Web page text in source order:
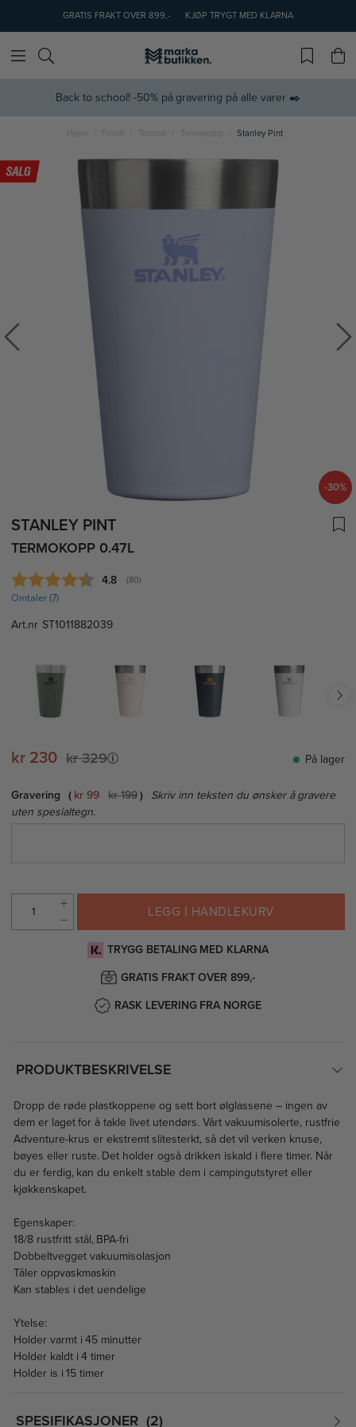
GRATIS FRAKT OVER 899,- KJØP TRYGT MED KLARNA
Back to school! -50% på gravering på alle varer ✒️
Hjem Friluft Termokopp Stanley Pint
-30%
STANLEY PINT
TERMOKOPP 0.47L
Gjennomsnittskarakter:
4.8 (stemmer:
80)
Omtaler (7)
Art.nr ST1011882039
kr 230 kr 329 På lager
Gravering kr 99 kr 199
Skriv inn teksten du ønsker å gravere
uten spesialtegn.
LEGG I HANDLEKURV
TRYGG BETALING MED KLARNA
GRATIS FRAKT OVER 899,-
RASK LEVERING FRA NORGE
PRODUKTBESKRIVELSE
Dropp de røde plastkoppene og sett bort ølglassene – ingen av
dem er laget for å takle livet utendørs. Vårt vakuumisolerte, rustfrie
Adventure-krus er ekstremt slitesterkt, så det vil verken knuse,
bøyes eller ruste. Det holder også drikken iskald i flere timer. Når
du er ferdig, kan du enkelt stable dem i campingutstyret eller
kjøkkenskapet.
Egenskaper:
18/8 rustfritt stål, BPA-fri
Dobbeltvegget vakuumisolasjon
Tåler oppvaskmaskin
Kan stables i det uendelige
Ytelse:
Holder varmt i 45 minutter
Holder kaldt i 4 timer
Holder is i 15 timer
SPESIFIKASJONER 2